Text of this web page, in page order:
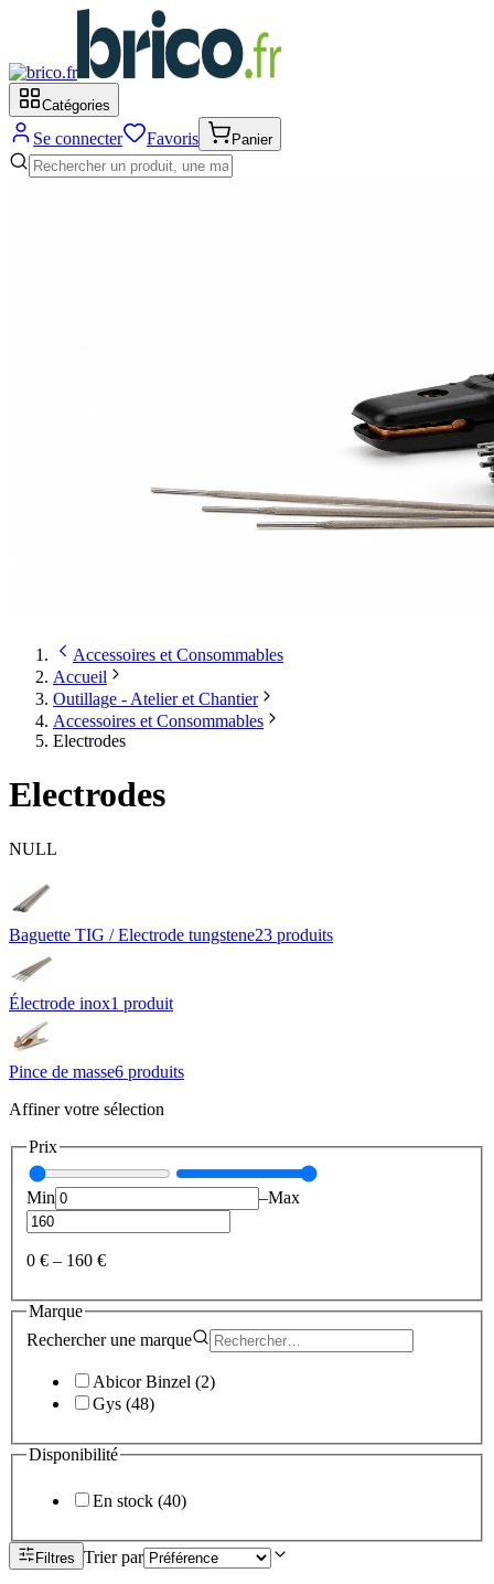
Catégories
Se connecter Favoris Panier
Accessoires et Consommables
Accueil
Outillage - Atelier et Chantier
Accessoires et Consommables
Electrodes
Electrodes
NULL
Baguette TIG / Electrode tungstene23 produits
Électrode inox1 produit
Pince de masse6 produits
Affiner votre sélection
Prix
Min –Max
0 € – 160 €
Marque
Rechercher une marque
Abicor Binzel (2)
Gys (48)
Disponibilité
En stock (40)
Filtres Trier par